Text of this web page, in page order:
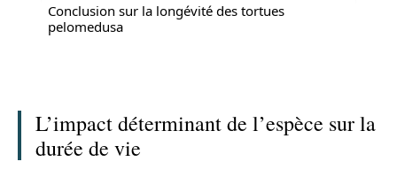
Conclusion sur la longévité des tortues
pelomedusa
L’impact déterminant de l’espèce sur la
durée de vie